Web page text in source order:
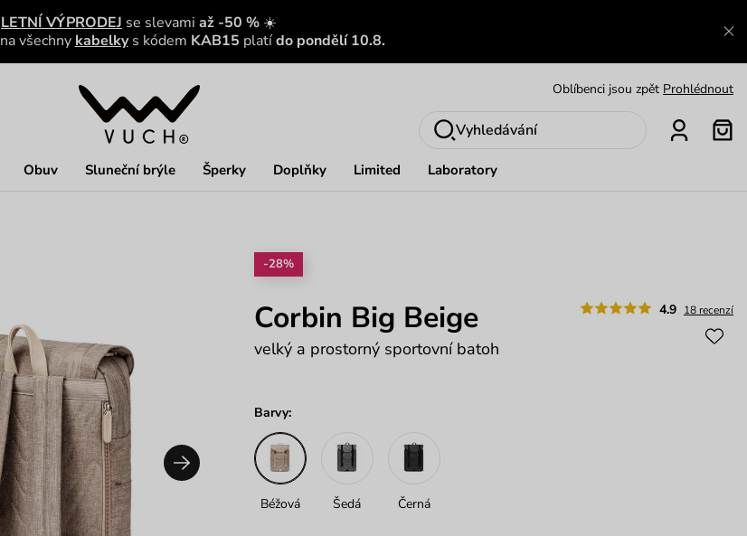
LETNÍ VÝPRODEJ se slevami až -50 % ☀️
na všechny kabelky s kódem KAB15 platído pondělí 10.8.
Obuv Sluneční brýle Šperky Doplňky Limited Laboratory
Nech se inspirovat Ukázat
Vyhledávání
-28%
4.9 18 recenzí
Corbin Big Beige
velký a prostorný sportovní batoh
Barvy:
Béžová Šedá Černá